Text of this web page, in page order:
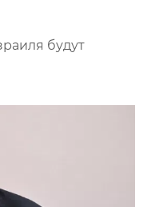
будут